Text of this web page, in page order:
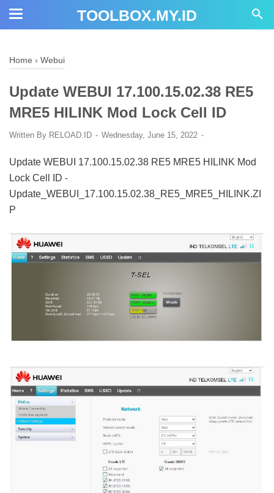
TOOLBOX.MY.ID
Home › Webui
Update WEBUI 17.100.15.02.38 RE5
MRE5 HILINK Mod Lock Cell ID
Written By RELOAD.ID Wednesday, June 15, 2022
Update WEBUI 17.100.15.02.38 RE5 MRE5 HILINK Mod
Lock Cell ID -
Update_WEBUI_17.100.15.02.38_RE5_MRE5_HILINK.ZI
P